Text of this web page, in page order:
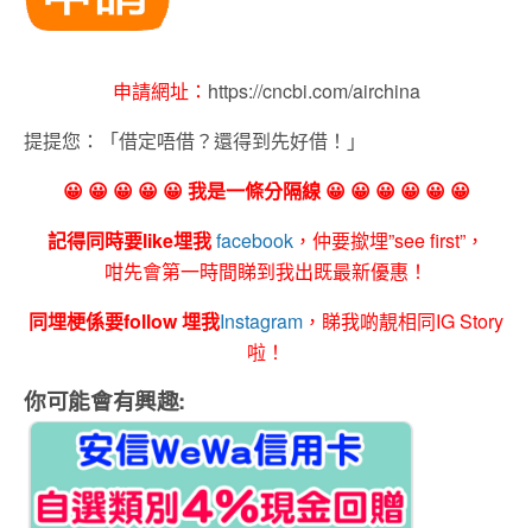
申請網址： https://cncbi.com/airchina
提提您：「借定唔借？還得到先好借！」
😀 😀 😀 😀 😀 我是一條分隔線 😀 😀 😀 😀 😀 😀
記得同時要like埋我facebook ，仲要撳埋”see first”，
咁先會第一時間睇到我出既最新優惠！
同埋梗係要follow 埋我Instagram ，睇我啲靚相同IG Story
啦！
你可能會有興趣: